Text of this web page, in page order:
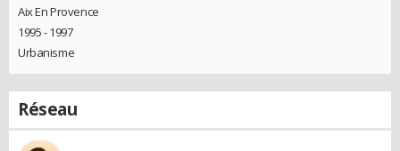
Aix En Provence
1995 - 1997
Urbanisme
Réseau